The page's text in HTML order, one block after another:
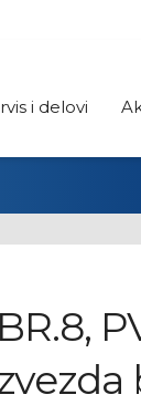
i delovi
BR.8,